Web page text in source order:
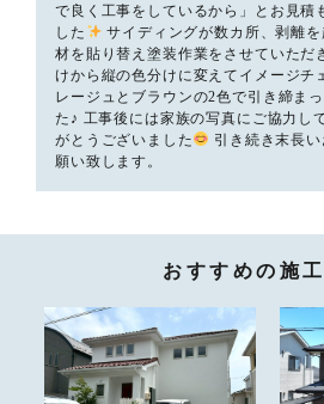
で良く工事をしているから」とお見積
した
サイディングが数カ所、剥離
材を貼り替え塗装作業をさせていただ
けから縦の色分けに変えてイメージチ
レージュとブラウンの2色で引き締ま
た♪ 工事後には家族の写真にご協力し
がとうございました
引き続き末長
願い致します。
おすすめの施工